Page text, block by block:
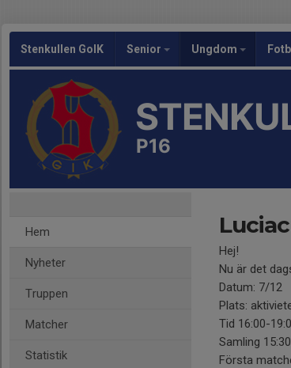
Stenkullen GoIK Senior Ungdom
P16
Hem
Nyheter
Truppen
Matcher
Statistik
Hej!
Nu är det
Datum: 7/12
Plats:
Tid 16:00-
Samling 15:30
Första